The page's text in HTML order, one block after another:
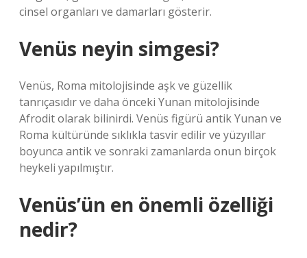
cinsel organları ve damarları gösterir.
Venüs neyin simgesi?
Venüs, Roma mitolojisinde aşk ve güzellik
tanrıçasıdır ve daha önceki Yunan mitolojisinde
Afrodit olarak bilinirdi. Venüs figürü antik Yunan ve
Roma kültüründe sıklıkla tasvir edilir ve yüzyıllar
boyunca antik ve sonraki zamanlarda onun birçok
heykeli yapılmıştır.
Venüs’ün en önemli özelliği
nedir?